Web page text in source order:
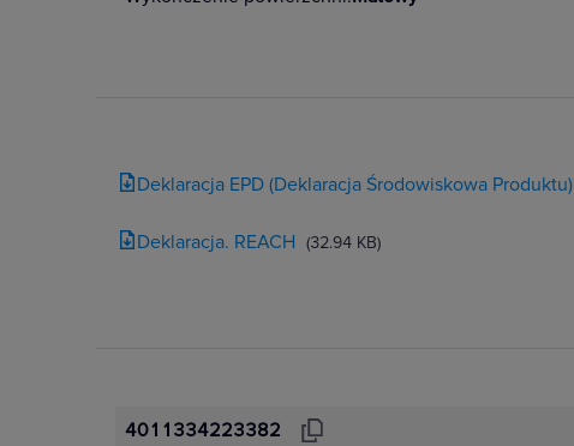
Deklaracja EPD (Deklaracja Środowiskowa Produktu)
Deklaracja. REACH (32.94 KB)
4011334223382